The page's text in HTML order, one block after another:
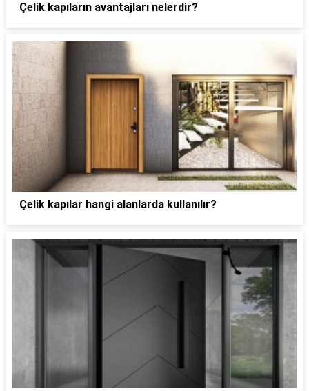
Çelik kapıların avantajları nelerdir?
Çelik kapılar hangi alanlarda kullanılır?